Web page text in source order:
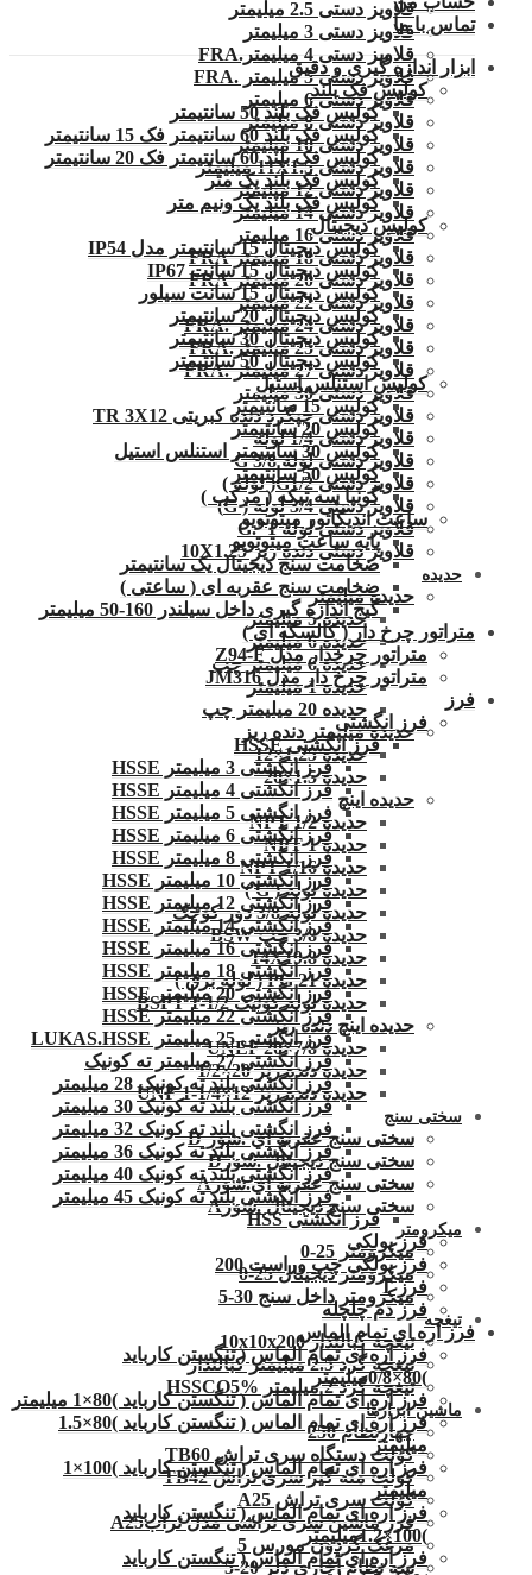
قلاویز دستی 2.5 میلیمتر
قلاویز دستی 3 میلیمتر
قلاویز دستی 4 میلیمتر.FRA
قلاویز دستی 5 میلیمتر .FRA
قلاویز دستی 6 میلیمتر
قلاویز دستی 8 میلیمتر
قلاویز دستی 10 میلیمتر
قلاویز دستی 11X1.5 میلیمتر
قلاویز دستی 12 میلیمتر
قلاویز دستی 14 میلیمتر
قلاویز دستی 16 میلیمتر
قلاویز دستی 18 میلیمتر FRA
قلاویز دستی 20 میلیمتر FRA
قلاویز دستی 22 میلیمتر
قلاویز دستی 24 میلیمتر .FRA
قلاویز دستی 25 میلیمتر.FRA
قلاویز دستی 27 میلیمتر .FRA
قلاویز دستی 30 میلیمتر
قلاویز دستی چپگرد دنده کبریتی TR 3X12
قلاویز دستی 1/4 لوله
قلاویز دستی لوله G 3/8
قلاویز دستی G1/2( لوله )
قلاویز دستی 3/4 لوله ( G)
قلاویز دستی لوله 1″.G
قلاویز دستی دنده ریز 10X1.25
حدیده
حدیده میلیمتر
حدیده 5 میلیمتر
حدیده 6 میلیمتر
حدیده 6 میلیمتر چپ
حدیده 1 میلیمتر
حدیده 20 میلیمتر چپ
حدیده میلیمتر دنده ریز
حدیده 1.25×12
حدیده 1.5×20
حدیده اینچ
حدیده 1/2 NPT
حدیده NPT 1
حدیده 1/16 NPT
حدیده لوله ( G )
حدیده لوله 3/8 دور کوچک
حدیده 3/8 چپ BSW
حدیده 14X19.8
حدیده 21 PG ( لوله برق )
حدیده لوله کونیک 1/2-1 BSPT
حدیده اینچ دنده ریز
حدیده UNEF 20×7/8
حدیده دنده ریز 20×1/2
حدیده دنده ریز 12×1/4-1 UNF
سختی سنج
سختی سنج عقربه ای .شور D
سختی سنج دیجیتال .شورD
سختی سنج عقربه ای.شورA
سختی سنج دیجیتال .شورA
میکرومتر
میکرومتر 25-0
میکرومتر دیجیتال 25-0
میکرومتر داخل سنج 30-5
تیغچه
تیغچه کبالتدار 10x10x200
تیغچه گرد 2.5 میلیمتر کبالتدار
تیغچه گرد 2 میلیمتر HSSCO5%
ماشین ابزارها
چهارنظام 250
کولت دستگاه سری تراش TB60
کولت مته گیر سری تراش TB42
کولت سری تراش A25
فرز ماشین سری تراشی مدل ترابA25
مرغک گردون مورس 5
سه نظام آچاری دلر 20-5
تماس با ما
ابزار اندازه گیری و دقیق
کولیس فک بلند
کولیس فک بلند 50 سانتیمتر
کولیس فک بلند 60 سانتیمتر فک 15 سانتیمتر
کولیس فک بلند 60 سانتیمتر فک 20 سانتیمتر
کولیس فک بلند یک متر
کولیس فک بلند یک ونیم متر
کولیس دیجیتال
کولیس دیجیتال 15 سانتیمتر مدل IP54
کولیس دیجیتال 15 سانت IP67
کولیس دیجیتال 15 سانت سیلور
کولیس دیجیتال 20 سانتیمتر
کولیس دیجیتال 30 سانتیمتر
کولیس دیجیتال 50 سانتیمتر
کولیس استنلس استیل
کولیس 15 سانتیمتر
کولیس 20 سانتیمتر
کولیس 30 سانتیمتر استنلس استیل
کولیس 50 سانتیمتر
گونیا سه تیکه ( مرکب )
ساعت اندیکاتور میتوتویو
پایه ساعت میتوتویو
ضخامت سنج دیجیتال یک سانتیمتر
ضخامت سنج عقربه ای ( ساعتی )
گیج اندازه گیری داخل سیلندر 160-50 میلیمتر
متراتور چرخ دار ( کالسکه ای )
متراتور چرخدار مدل Z94-F
متراتور چرخ دار مدل JM316
فرز
فرز انگشتی
فرز انگشتی HSSE
فرز انگشتی 3 میلیمتر HSSE
فرز انگشتی 4 میلیمتر HSSE
فرز انگشتی 5 میلیمتر HSSE
فرز انگشتی 6 میلیمتر HSSE
فرز انگشتی 8 میلیمتر HSSE
فرز انگشتی 10 میلیمتر HSSE
فرز انگشتی 12 میلیمتر HSSE
فرز انگشتی 14 میلیمتر HSSE
فرز انگشتی 16 میلیمتر HSSE
فرز انگشتی 18 میلیمتر HSSE
فرز انگشتی 20 میلیمتر HSSE
فرز انگشتی 22 میلیمتر HSSE
فرز انگشتی 25 میلیمتر LUKAS.HSSE
فرز انگشتی 27 میلیمتر ته کونیک
فرز انگشتی بلند ته کونیک 28 میلیمتر
فرز انگشتی بلند ته کونیک 30 میلیمتر
فرز انگشتی بلند ته کونیک 32 میلیمتر
فرز انگشتی بلند ته کونیک 36 میلیمتر
فرز انگشتی بلند ته کونیک 40 میلیمتر
فرز انگشتی بلند ته کونیک 45 میلیمتر
فرز انگشتی HSS
فرز پولکی
فرز پولکی چپ وراست 200
فرز T
فرز دم چلچله
فرز اره ای تمام الماس
فرز اره ای تمام الماس ( تنگستن کارباید
)80×0/8میلیمتر
فرز اره ای تمام الماس ( تنگستن کارباید )80×1 میلیمتر
فرز اره ای تمام الماس ( تنگستن کارباید )80×1.5
میلیمتر
فرز اره ای تمام الماس ( تنگستن کارباید )100×1
میلیمتر
فرز اره ای تمام الماس ( تنگستن کارباید
)100×1.2میلیمتر
فرز اره ای تمام الماس ( تنگستن کارباید